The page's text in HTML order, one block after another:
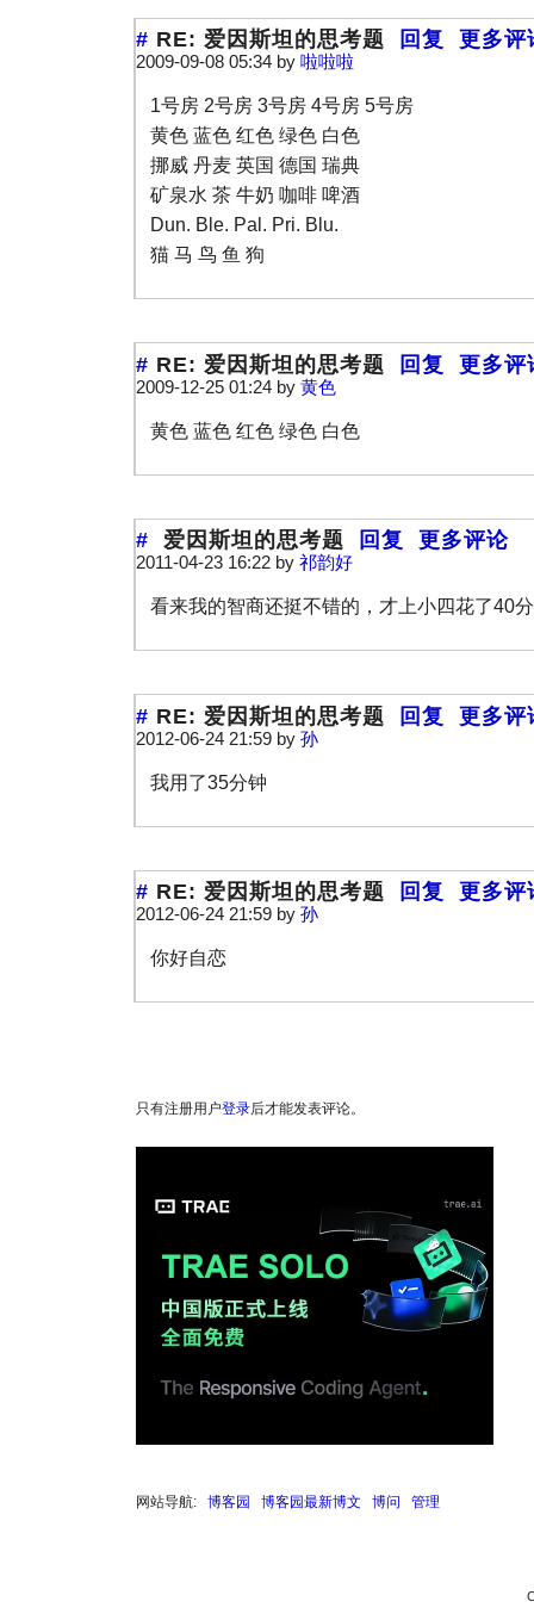
# RE: 爱因斯坦的思考题 回复 更多评
2009-09-08 05:34 by 啦啦啦
1号房 2号房 3号房 4号房 5号房
黄色 蓝色 红色 绿色 白色
挪威 丹麦 英国 德国 瑞典
矿泉水 茶 牛奶 咖啡 啤酒
Dun. Ble. Pal. Pri. Blu.
猫 马 鸟 鱼 狗
# RE: 爱因斯坦的思考题 回复 更多评
2009-12-25 01:24 by 黄色
黄色 蓝色 红色 绿色 白色
# 爱因斯坦的思考题 回复 更多评论
2011-04-23 16:22 by 祁韵好
看来我的智商还挺不错的，才上小四花了40
# RE: 爱因斯坦的思考题 回复 更多评
2012-06-24 21:59 by 孙
我用了35分钟
# RE: 爱因斯坦的思考题 回复 更多评
2012-06-24 21:59 by 孙
你好自恋
只有注册用户登录后才能发表评论。
网站导航: 博客园 博客园最新博文 博问 管理